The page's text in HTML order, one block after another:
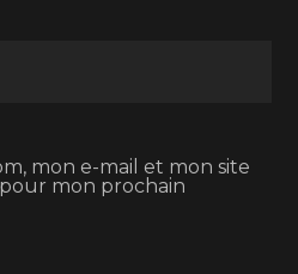
mon e-mail et mon site
mon prochain